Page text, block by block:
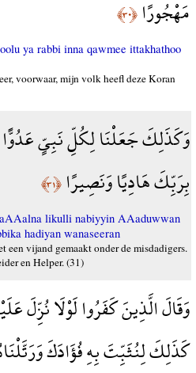
مَهْجُورًا﴿٣٠﴾
ya rabbi inna qawmee ittakhathoo
voorwaar, mijn volk heefl deze Koran
وَكَذَلِكَ جَعَلْنَا لِكُلِّ نَبِيٍّ
بِرَبِّكَ هَادِيًا وَنَصِيرًا﴿٣١﴾
likulli nabiyyin AAaduwwan
hadiyan wanaseeran
een vijand gemaakt onder de misdadigers.
en Helper. (31)
وَقَالَ الَّذِينَ كَفَرُوا لَوْلَا نُزِّلَ
كَذَلِكَ لِنُثَبِّتَ بِهِ فُؤَادَكَ